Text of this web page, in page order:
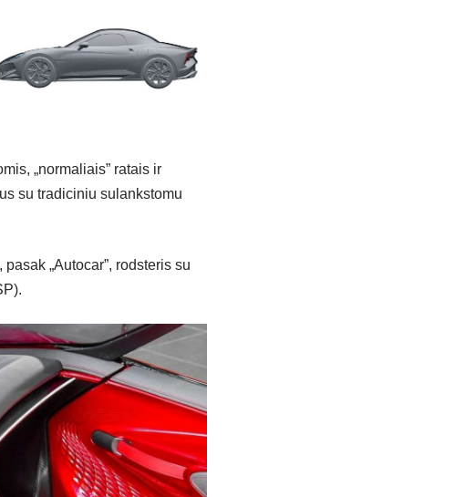
„normaliais” ratais ir
su tradiciniu sulankstomu
„Autocar”, rodsteris su